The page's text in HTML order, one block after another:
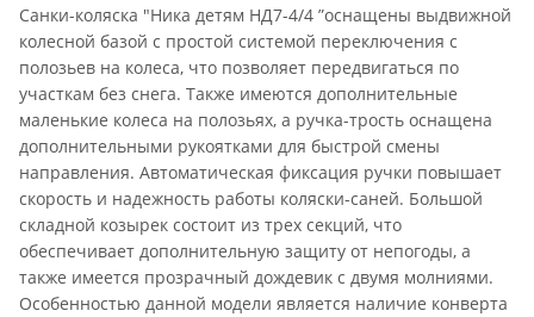
Санки-коляска "Ника детям НД7-4/4 ”оснащены выдвижной
колесной базой с простой системой переключения с
полозьев на колеса, что позволяет передвигаться по
участкам без снега. Также имеются дополнительные
маленькие колеса на полозьях, а ручка-трость оснащена
дополнительными рукоятками для быстрой смены
направления. Автоматическая фиксация ручки повышает
скорость и надежность работы коляски-саней. Большой
складной козырек состоит из трех секций, что
обеспечивает дополнительную защиту от непогоды, а
также имеется прозрачный дождевик с двумя молниями.
Особенностью данной модели является наличие конверта